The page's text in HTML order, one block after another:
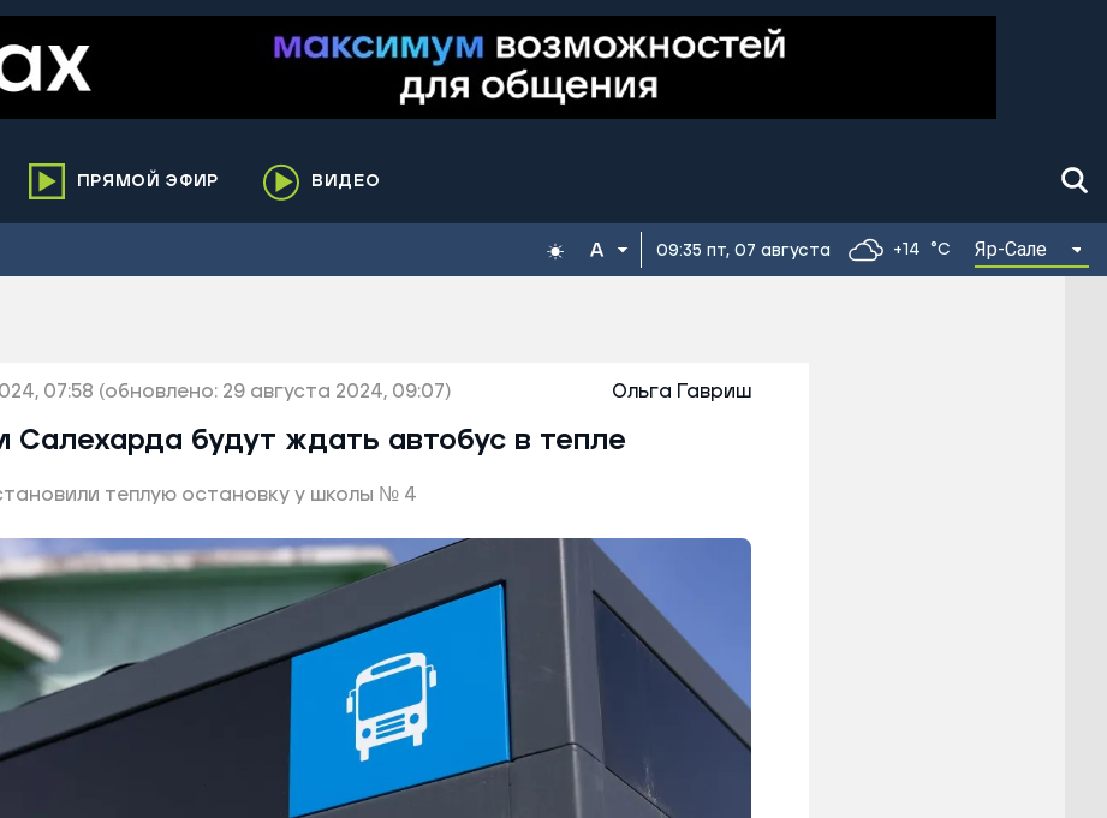
Уренгой
район
район
Сале
район
район
район
ПРЯМОЙ ЭФИР ВИДЕО
09:35 пт, 07 августа +14 °C Яр-Сале
07:58 (обновлено: 29 августа 2024, 09:07) Ольга Гавриш
Салехарда будут ждать автобус в тепле
теплую остановку у школы № 4